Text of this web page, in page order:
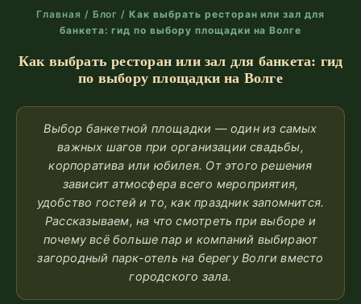
Главная / Блог /Как выбрать ресторан или зал для
банкета: гид по выбору площадки на Волге
Как выбрать ресторан или зал для банкета: гид
по выбору площадки на Волге
Выбор банкетной площадки — один из самых
важных шагов при организации свадьбы,
корпоратива или юбилея. От этого решения
зависит атмосфера всего мероприятия,
удобство гостей и то, как праздник запомнится.
Рассказываем, на что смотреть при выборе и
почему всё больше пар и компаний выбирают
загородный парк-отель на берегу Волги вместо
городского зала.